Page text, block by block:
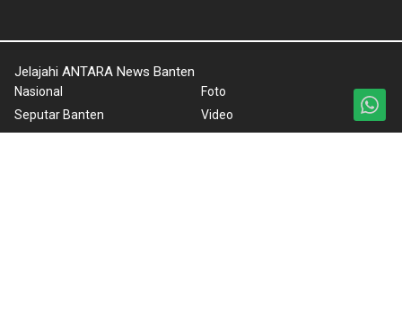
Jelajahi ANTARA News Banten
Nasional
Seputar Banten
Foto
Video